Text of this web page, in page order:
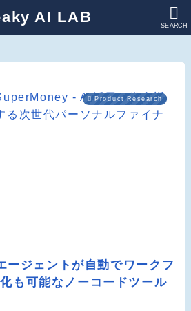
AI LAB SEARCH
Product Research
ジェントが自動でワークフ
も可能なノーコードツール